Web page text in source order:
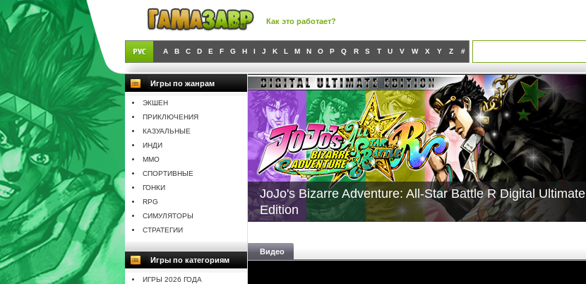
Как это работает?
A B C D E F G H I J K L M N O P Q R S T U V W X Y Z #
Игры по жанрам
ЭКШЕН
ПРИКЛЮЧЕНИЯ
КАЗУАЛЬНЫЕ
ИНДИ
MMO
СПОРТИВНЫЕ
ГОНКИ
RPG
СИМУЛЯТОРЫ
СТРАТЕГИИ
Игры по категориям
ИГРЫ 2026 ГОДА
JoJo's Bizarre Adventure: All-Star Battle R Digital Ultimate
Edition
Видео